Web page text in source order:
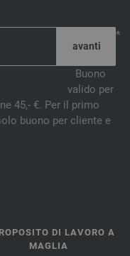
*
Buono
valido per
45,- €. Per il primo
buono per cliente e
DI LAVORO A
MAGLIA